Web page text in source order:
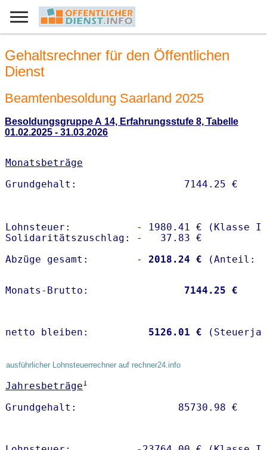
Gehaltsrechner für den Öffentlichen
Dienst
Beamtenbesoldung Saarland 2025
Besoldungsgruppe A 14, Erfahrungsstufe 8, Tabelle
01.02.2025 - 31.03.2026
Monatsbeträge
Lohnsteuer:           - 1980.41 € (Klasse I)
Solidaritätszuschlag: -   37.83 €
Abzüge gesamt:        -
2018.24 €
Monats-Brutto: 7144.25 €
netto bleiben: 5126.01 €
ausführlicher Lohnsteuerrechner auf rechner24.info
Jahresbeträge1